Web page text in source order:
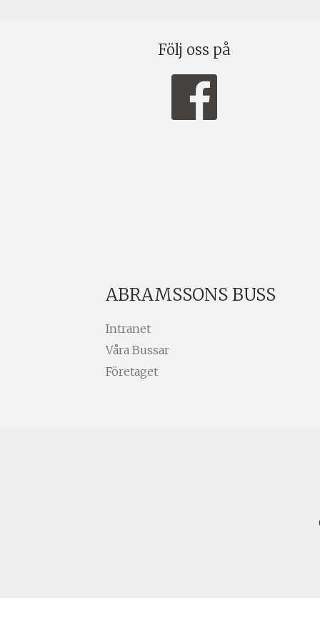
Följ oss på
ABRAMSSONS BUSS
Intranet
Våra Bussar
Företaget